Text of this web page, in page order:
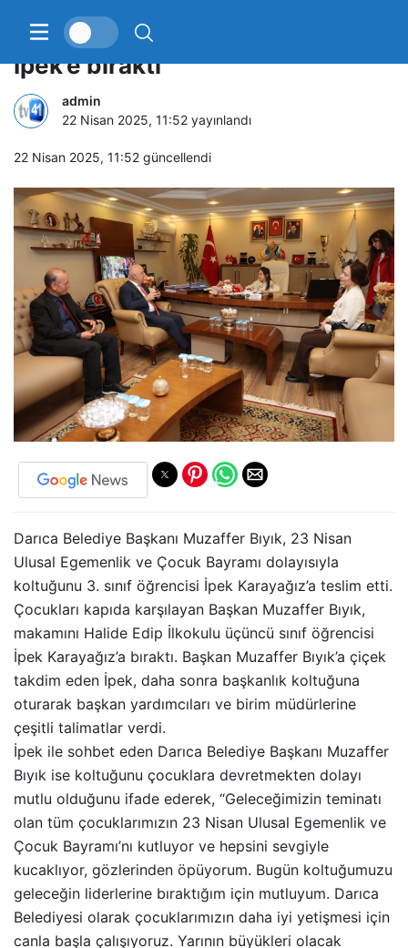
Başkan Bıyık koltuğunu minik
İpek’e bıraktı
admin
22 Nisan 2025, 11:52 yayınlandı
22 Nisan 2025, 11:52 güncellendi
Darıca Belediye Başkanı Muzaffer Bıyık, 23 Nisan
Ulusal Egemenlik ve Çocuk Bayramı dolayısıyla
koltuğunu 3. sınıf öğrencisi İpek Karayağız’a teslim etti.
Çocukları kapıda karşılayan Başkan Muzaffer Bıyık,
makamını Halide Edip İlkokulu üçüncü sınıf öğrencisi
İpek Karayağız’a bıraktı. Başkan Muzaffer Bıyık’a çiçek
takdim eden İpek, daha sonra başkanlık koltuğuna
oturarak başkan yardımcıları ve birim müdürlerine
çeşitli talimatlar verdi.
İpek ile sohbet eden Darıca Belediye Başkanı Muzaffer
Bıyık ise koltuğunu çocuklara devretmekten dolayı
mutlu olduğunu ifade ederek, “Geleceğimizin teminatı
olan tüm çocuklarımızın 23 Nisan Ulusal Egemenlik ve
Çocuk Bayramı’nı kutluyor ve hepsini sevgiyle
kucaklıyor, gözlerinden öpüyorum. Bugün koltuğumuzu
geleceğin liderlerine bıraktığım için mutluyum. Darıca
Belediyesi olarak çocuklarımızın daha iyi yetişmesi için
canla başla çalışıyoruz. Yarının büyükleri olacak